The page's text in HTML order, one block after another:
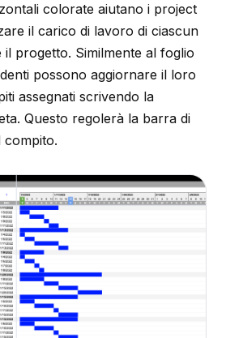
colorate aiutano i project
il carico di lavoro di ciascun
progetto. Similmente al foglio
possono aggiornare il loro
assegnati scrivendo la
Questo regolerà la barra di
compito.